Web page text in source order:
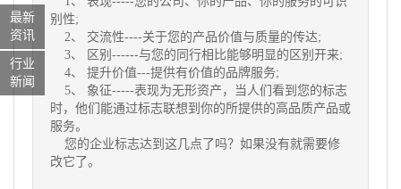
别性;
2、 交流性----关于您的产品价值与质量的传达;
3、 区别------与您的同行相比能够明显的区别开来;
4、 提升价值---提供有价值的品牌服务;
5、 象征-----表现为无形资产，当人们看到您的标志
时，他们能通过标志联想到你的所提供的高品质产品或
服务。
您的企业标志达到这几点了吗？如果没有就需要修
改它了。
最新
资讯
行业
新闻